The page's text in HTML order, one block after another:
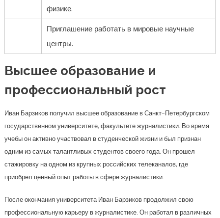
физике.
Приглашение работать в мировые научные
центры.
Высшее образование и
профессиональный рост
Иван Барзиков получил высшее образование в Санкт-Петербургском
государственном университете, факультете журналистики. Во время
учебы он активно участвовал в студенческой жизни и был признан
одним из самых талантливых студентов своего года. Он прошел
стажировку на одном из крупных российских телеканалов, где
приобрел ценный опыт работы в сфере журналистики.
После окончания университета Иван Барзиков продолжил свою
профессиональную карьеру в журналистике. Он работал в различных